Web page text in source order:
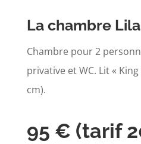
La chambre
Chambre pour 2
privative et WC. Lit «
cm).
95 € (tarif